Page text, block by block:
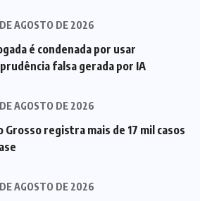
AGOSTO DE 2026
é condenada por usar
falsa gerada por IA
AGOSTO DE 2026
Grosso registra mais de 17 mil casos
AGOSTO DE 2026